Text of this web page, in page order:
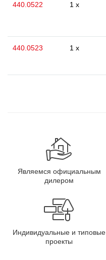
440.0522 1 x
440.0523 1 x
Являемся официальным
дилером
Индивидуальные и типовые
проекты